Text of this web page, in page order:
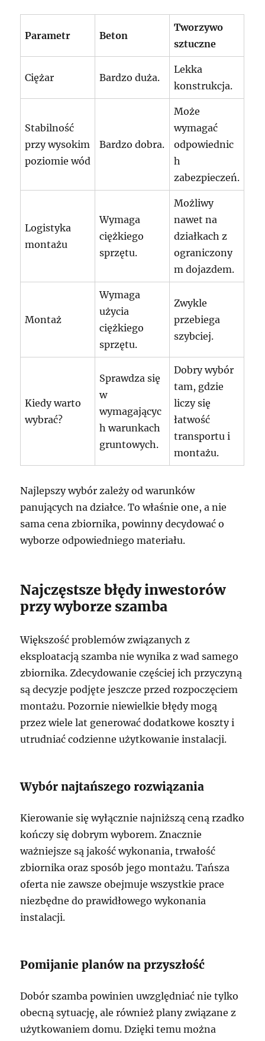
Parametr Beton
Tworzywo
sztuczne
Ciężar Bardzo duża.
Lekka
konstrukcja.
Stabilność
przy wysokim
poziomie wód
Bardzo dobra.
Może
wymagać
odpowiednic
h
zabezpieczeń.
Logistyka
montażu
Wymaga
ciężkiego
sprzętu.
Możliwy
nawet na
działkach z
ograniczony
m dojazdem.
Montaż
Wymaga
użycia
ciężkiego
sprzętu.
Zwykle
przebiega
szybciej.
Kiedy warto
wybrać?
Sprawdza się
w
wymagającyc
h warunkach
gruntowych.
Dobry wybór
tam, gdzie
liczy się
łatwość
transportu i
montażu.
Najlepszy wybór zależy od warunków
panujących na działce. To właśnie one, a nie
sama cena zbiornika, powinny decydować o
wyborze odpowiedniego materiału.
Najczęstsze błędy inwestorów
przy wyborze szamba
Większość problemów związanych z
eksploatacją szamba nie wynika z wad samego
zbiornika. Zdecydowanie częściej ich przyczyną
są decyzje podjęte jeszcze przed rozpoczęciem
montażu. Pozornie niewielkie błędy mogą
przez wiele lat generować dodatkowe koszty i
utrudniać codzienne użytkowanie instalacji.
Wybór najtańszego rozwiązania
Kierowanie się wyłącznie najniższą ceną rzadko
kończy się dobrym wyborem. Znacznie
ważniejsze są jakość wykonania, trwałość
zbiornika oraz sposób jego montażu. Tańsza
oferta nie zawsze obejmuje wszystkie prace
niezbędne do prawidłowego wykonania
instalacji.
Pomijanie planów na przyszłość
Dobór szamba powinien uwzględniać nie tylko
obecną sytuację, ale również plany związane z
użytkowaniem domu. Dzięki temu można